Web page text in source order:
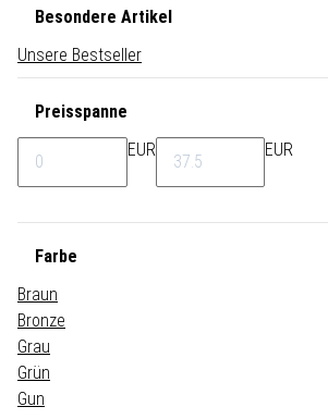
Besondere Artikel
Unsere Bestseller
Preisspanne
EUR
EUR
Farbe
Braun
Bronze
Grau
Grün
Gun